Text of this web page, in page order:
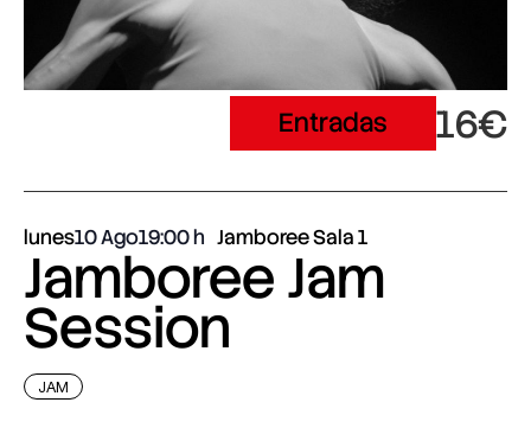
Entradas 16€
lunes10 Ago19:00 Jamboree Sala 1
Jamboree Jam
Session
JAM